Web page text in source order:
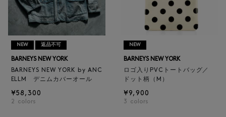
NEW 返品不可
BARNEYS NEW YORK
BARNEYS NEW YORK by ANC
ELLM デニムカバーオール
¥58,300
2 colors
NEW
BARNEYS NEW YORK
ロゴ入りPVCトートバッグ／
ドット柄（M）
¥9,900
3 colors